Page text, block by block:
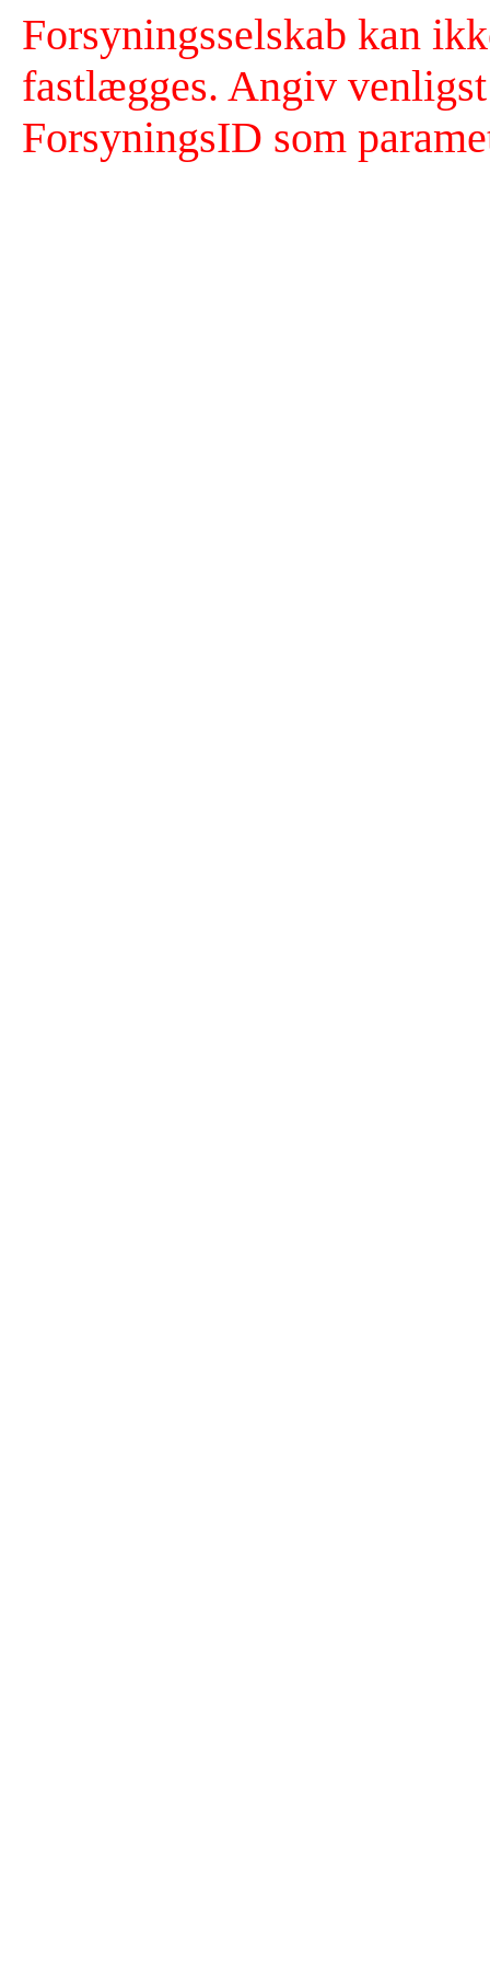
Forsyningsselskab kan
fastlægges. Angiv venligst
ForsyningsID som